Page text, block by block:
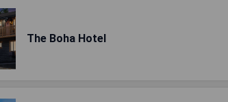
The Boha Hotel